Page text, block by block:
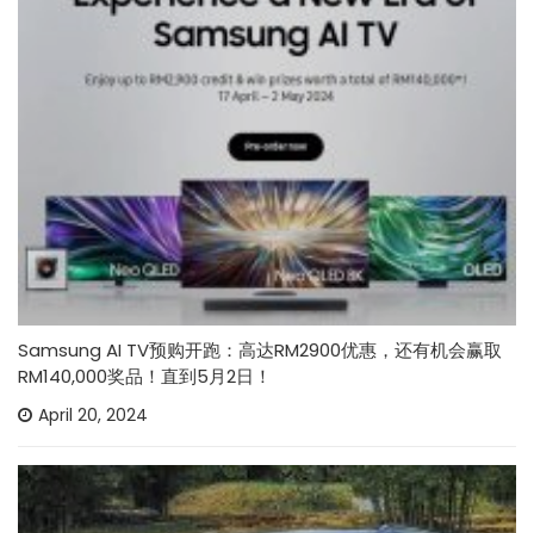
Samsung AI TV预购开跑：高达RM2900优惠，还有机会赢取
RM140,000奖品！直到5月2日！
April 20, 2024